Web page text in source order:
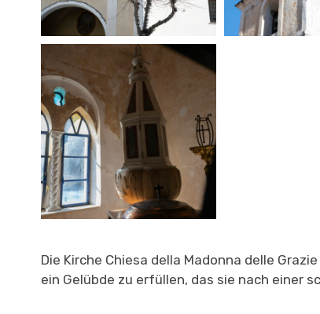
Die Kirche Chiesa della Madonna delle
ein Gelübde zu erfüllen, das sie nach einer